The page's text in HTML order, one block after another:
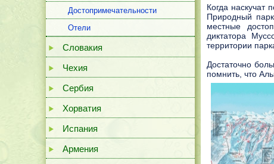
Достопримечательности
Отели
Словакия
Чехия
Сербия
Хорватия
Испания
Армения
Когда наскучат
Природный
местные
диктатора
территории
Достаточно
помнить, что